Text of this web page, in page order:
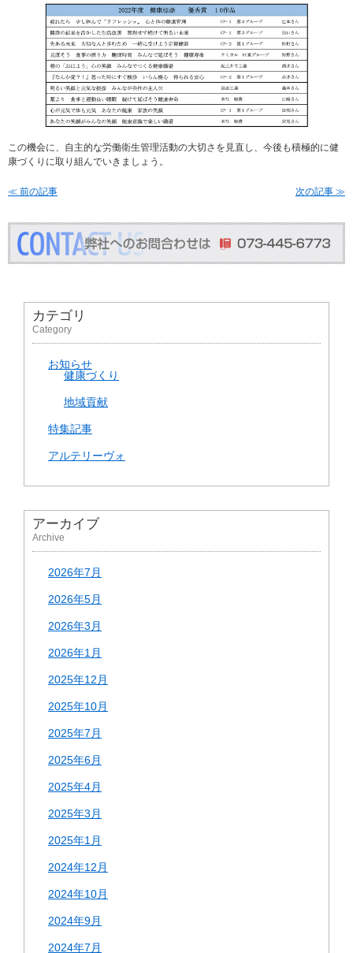
この機会に、自主的な労働衛生管理活動の大切さを見直し、今後も積極的に健
康づくりに取り組んでいきましょう。
≪ 前の記事 次の記事 ≫
カテゴリ
Category
お知らせ
健康づくり
地域貢献
特集記事
アルテリーヴォ
アーカイブ
Archive
2026年7月
2026年5月
2026年3月
2026年1月
2025年12月
2025年10月
2025年7月
2025年6月
2025年4月
2025年3月
2025年1月
2024年12月
2024年10月
2024年9月
2024年7月